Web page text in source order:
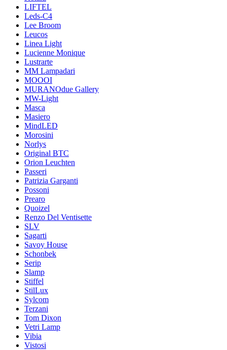
LIFTEL
Leds-C4
Lee Broom
Leucos
Linea Light
Lucienne Monique
Lustrarte
MM Lampadari
MOOOI
MURANOdue Gallery
MW-Light
Masca
Masiero
MindLED
Morosini
Norlys
Original BTC
Orion Leuchten
Passeri
Patrizia Garganti
Possoni
Prearo
Quoizel
Renzo Del Ventisette
SLV
Sagarti
Savoy House
Schonbek
Serip
Slamp
Stiffel
StilLux
Sylcom
Terzani
Tom Dixon
Vetri Lamp
Vibia
Vistosi